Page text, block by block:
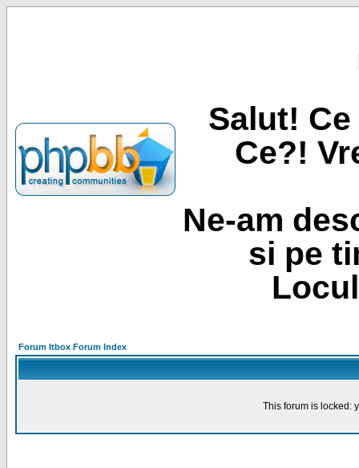
Salut!
Ce?!
Ne-am
si pe
Forum Itbox Forum Index
This forum is locked: